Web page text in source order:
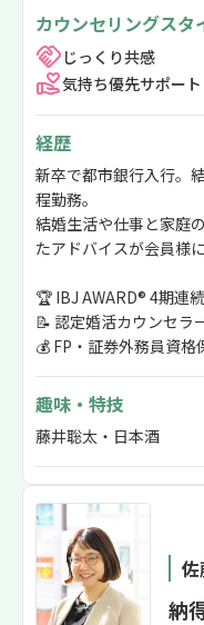
カウンセリングスタ
じっくり共感
気持ち優先サポート
経歴
新卒で都市銀行入行。
程勤務。
結婚生活や仕事と家庭
たアドバイスが会員様
🏆 IBJ AWARD® 4期連
📝 認定婚活カウンセラ
💰 FP・証券外務員資格
趣味・特技
藤井聡太・日本酒
納